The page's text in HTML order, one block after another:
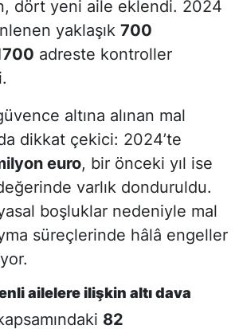
dört yeni aile eklendi. 2024
yaklaşık 700
adreste kontroller
altına alınan mal
da dikkat çekici: 2024’te
euro, bir önceki yıl ise
varlık donduruldu.
boşluklar nedeniyle mal
süreçlerinde hâlâ engeller
ailelere ilişkin altı dava
82